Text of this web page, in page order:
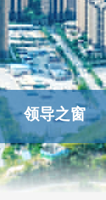
领导之窗